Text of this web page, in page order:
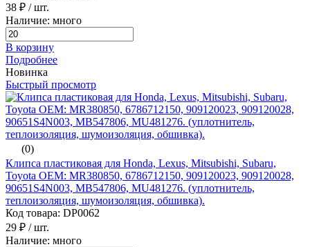
38 ₽ / шт.
Наличие: много
В корзину
Подробнее
Новинка
Быстрый просмотр
(0)
Клипса пластиковая для Honda, Lexus, Mitsubishi, Subaru,
Toyota ОЕМ: MR380850, 6786712150, 909120023, 909120028,
90651S4N003, MB547806, MU481276. (уплотнитель,
теплоизоляция, шумоизоляция, обшивка).
Код товара: DP0062
29 ₽ / шт.
Наличие: много